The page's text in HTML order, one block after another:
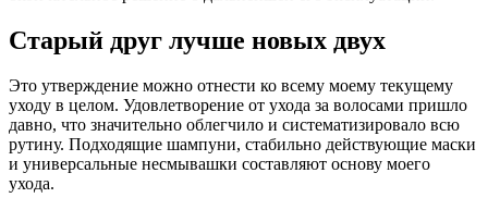
Старый друг лучше новых двух
Это утверждение можно отнести ко всему моему текущему
уходу в целом. Удовлетворение от ухода за волосами пришло
давно, что значительно облегчило и систематизировало всю
рутину. Подходящие шампуни, стабильно действующие маски
и универсальные несмывашки составляют основу моего
ухода.